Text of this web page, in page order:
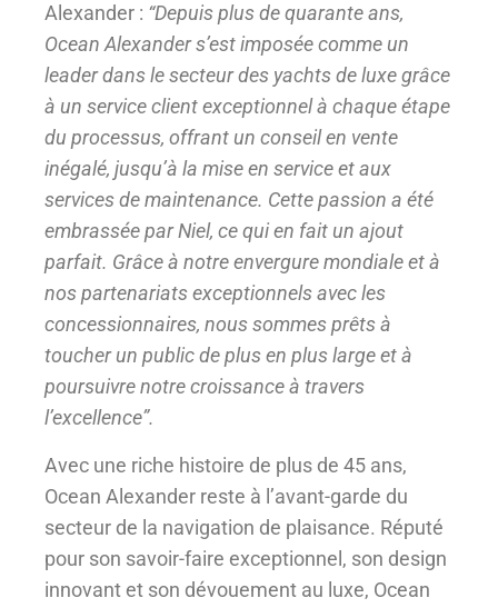
Alexander : “Depuis plus de quarante ans,
Ocean Alexander s’est imposée comme un
leader dans le secteur des yachts de luxe grâce
à un service client exceptionnel à chaque étape
du processus, offrant un conseil en vente
inégalé, jusqu’à la mise en service et aux
services de maintenance. Cette passion a été
embrassée par Niel, ce qui en fait un ajout
parfait. Grâce à notre envergure mondiale et à
nos partenariats exceptionnels avec les
concessionnaires, nous sommes prêts à
toucher un public de plus en plus large et à
poursuivre notre croissance à travers
l’excellence”.
Avec une riche histoire de plus de 45 ans,
Ocean Alexander reste à l’avant-garde du
secteur de la navigation de plaisance. Réputé
pour son savoir-faire exceptionnel, son design
innovant et son dévouement au luxe, Ocean